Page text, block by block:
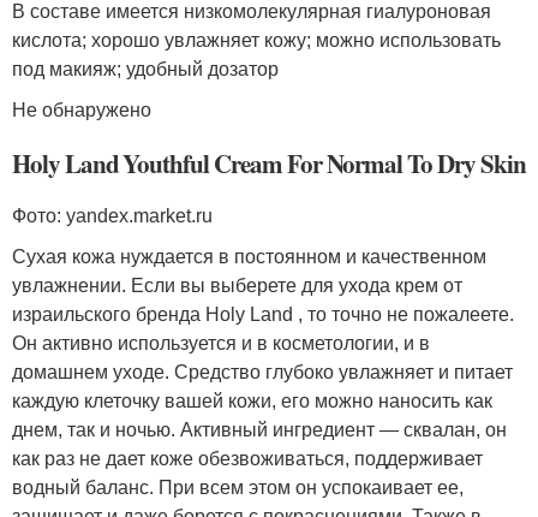
В составе имеется низкомолекулярная гиалуроновая
кислота; хорошо увлажняет кожу; можно использовать
под макияж; удобный дозатор
Не обнаружено
Holy Land Youthful Cream For Normal To Dry Skin
Фото: yandex.market.ru
Сухая кожа нуждается в постоянном и качественном
увлажнении. Если вы выберете для ухода крем от
израильского бренда Holy Land , то точно не пожалеете.
Он активно используется и в косметологии, и в
домашнем уходе. Средство глубоко увлажняет и питает
каждую клеточку вашей кожи, его можно наносить как
днем, так и ночью. Активный ингредиент — сквалан, он
как раз не дает коже обезвоживаться, поддерживает
водный баланс. При всем этом он успокаивает ее,